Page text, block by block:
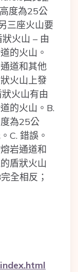
度為25公
三座火山要
火山 – 由
的火山。
道和其他
火山上發
火山有由
的火山。B.
為25公
C. 錯誤。
岩通道和
盾狀火山
全相反；